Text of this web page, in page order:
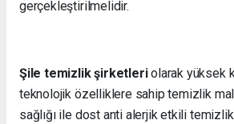
gerçekleştirilmelidir.
Şile temizlik şirketleriolarak yüksek
teknolojik özelliklere sahip temizlik
sağlığı ile dost anti alerjik etkili